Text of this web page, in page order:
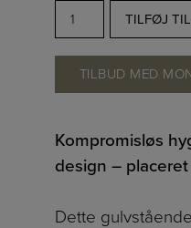
TOTO
RP
back-
to-
gulvstående
toilet
RW
TILFØJ
TILBUD MED
Kompromisløs
design –
Dette